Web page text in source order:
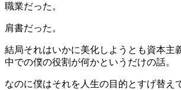
職業だった。
肩書だった。
結局それはいかに美化しようとも資本主
中での僕の役割が何かというだけの話。
なのに僕はそれを人生の目的とすげ替え